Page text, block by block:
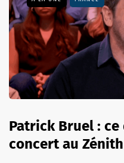
Patrick Bruel :
concert au